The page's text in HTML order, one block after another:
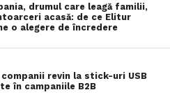
drumul care leagă familii,
acasă: de ce Elitur
o alegere de încredere
companii revin la stick-uri USB
în campaniile B2B